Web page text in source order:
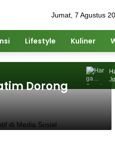
Jumat, 7 Agustus
Lifestyle Kuliner
Harga
Dorong